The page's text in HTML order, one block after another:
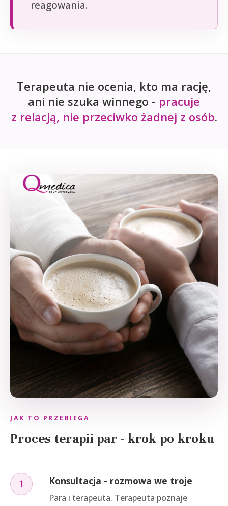
reagowania.
Terapeuta nie ocenia, kto ma rację,
ani nie szuka winnego - pracuje
z relacją, nie przeciwko żadnej z osób.
JAK TO PRZEBIEGA
Proces terapii par - krok po kroku
1 Konsultacja - rozmowa we troje
Para i terapeuta. Terapeuta poznaje